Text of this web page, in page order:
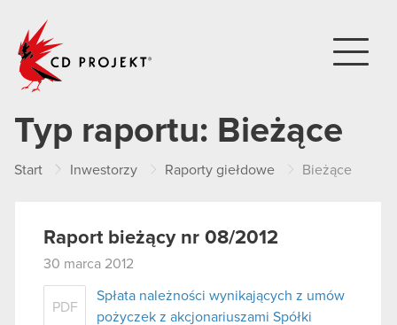
Typ raportu: Bieżące
Start Inwestorzy Raporty giełdowe Bieżące
Raport bieżący nr 08/2012
30 marca 2012
PDF
Spłata należności wynikających z umów
pożyczek z akcjonariuszami Spółki